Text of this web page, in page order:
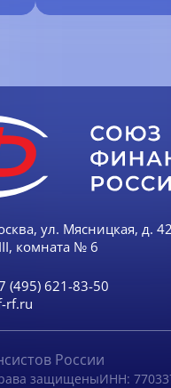
ул. Мясницкая, д.
комната № 6
(495) 621-83-50
rf.ru
России
защищеныИНН: